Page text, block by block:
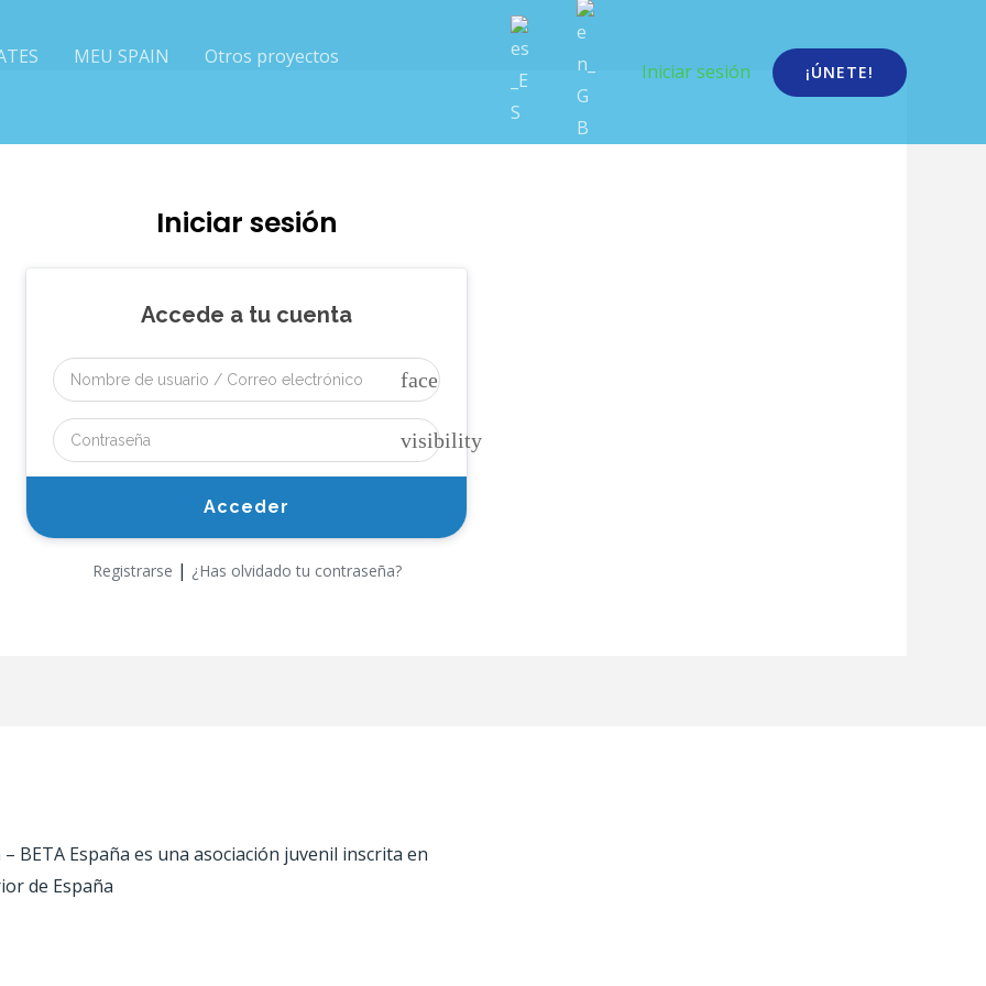
MEU SPAIN
Otros proyectos
Iniciar sesión ¡ÚNETE!
Iniciar sesión
Accede a tu cuenta
face
visibility
Registrarse | ¿Has olvidado tu contraseña?
España es una asociación juvenil inscrita en
de España